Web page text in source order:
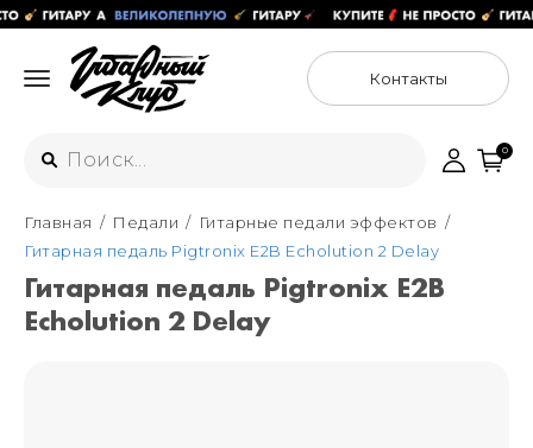
Контакты
Интернет-магазин
+7 (925) 125-54-44
Москва
+7 (925) 176-55-65
0
Главная Педали
Гитарные педали эффектов
Гитарная педаль Pigtronix E2B Echolution 2 Delay
Гитарная педаль Pigtronix E2B
Echolution 2 Delay